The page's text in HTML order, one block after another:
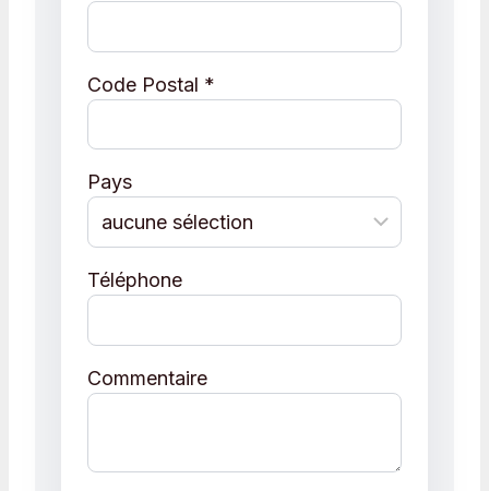
Code Postal *
Pays
Téléphone
Commentaire